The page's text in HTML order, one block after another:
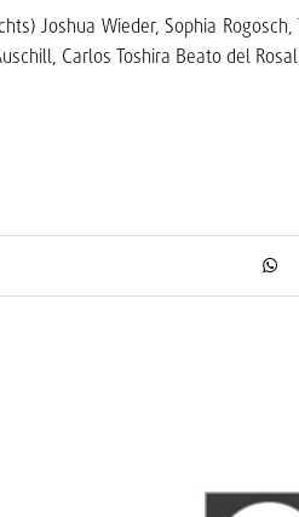
Joshua Wieder, Sophia
Carlos Toshira Beato del